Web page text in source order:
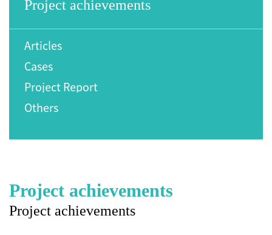
Project achievements
Articles
Cases
Project Report
Others
Project achievements
Project achievements